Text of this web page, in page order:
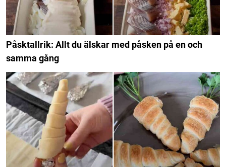
Påsktallrik: Allt du älskar med påsken på en och
samma gång